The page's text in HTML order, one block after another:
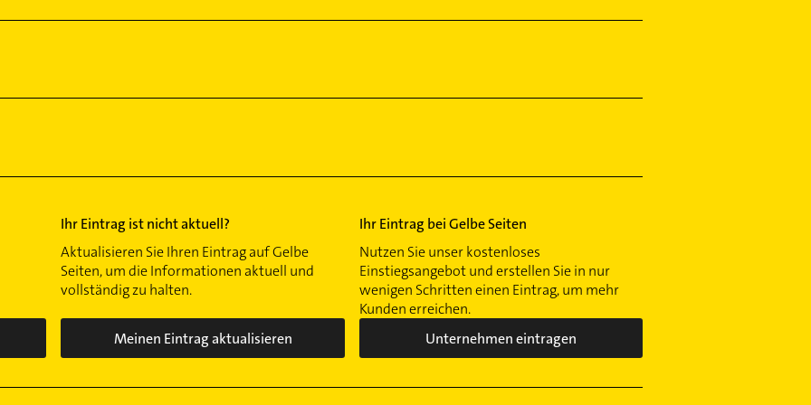
Ihr Eintrag ist nicht aktuell?
Aktualisieren Sie Ihren Eintrag auf Gelbe
Seiten, um die Informationen aktuell und
vollständig zu halten.
Meinen Eintrag aktualisieren
Ihr Eintrag bei Gelbe Seiten
Nutzen Sie unser kostenloses
Einstiegsangebot und erstellen Sie in nur
wenigen Schritten einen Eintrag, um mehr
Kunden erreichen.
Unternehmen eintragen